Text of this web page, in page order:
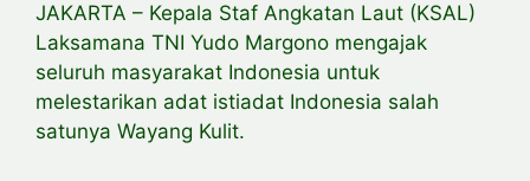
JAKARTA – Kepala Staf Angkatan Laut (KSAL)
Laksamana TNI Yudo Margono mengajak
seluruh masyarakat Indonesia untuk
melestarikan adat istiadat Indonesia salah
satunya Wayang Kulit.